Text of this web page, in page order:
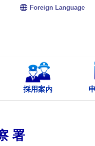
Foreign Language
採用案内
署